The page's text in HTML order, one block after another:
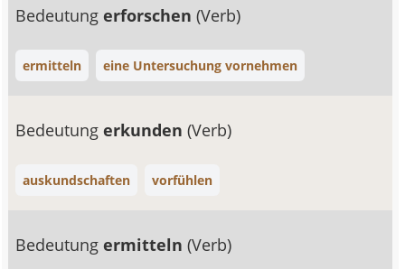
Bedeutungerforschen(Verb)
ermitteln eine Untersuchung vornehmen
Bedeutungerkunden(Verb)
auskundschaften vorfühlen
Bedeutungermitteln(Verb)